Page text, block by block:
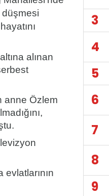
düşmesi
alınan
anne Özlem
3
4
5
6
7
8
9